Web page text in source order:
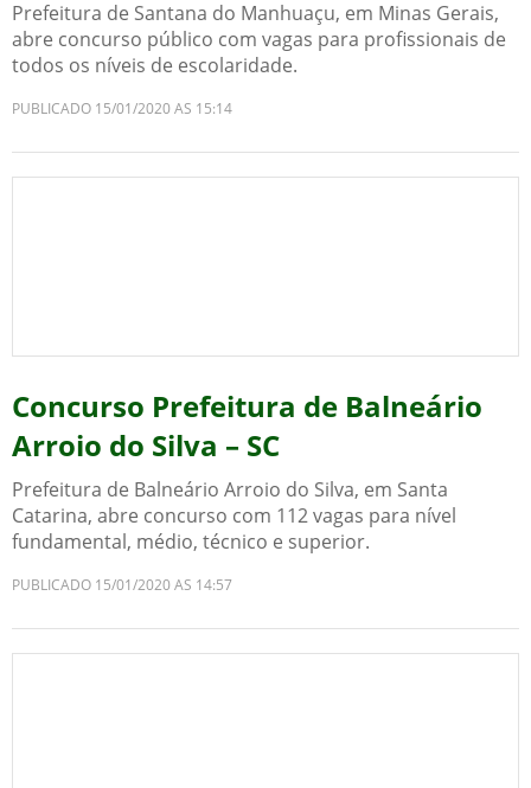
Prefeitura de Santana do Manhuaçu, em Minas Gerais,
abre concurso público com vagas para profissionais de
todos os níveis de escolaridade.
PUBLICADO 15/01/2020 AS 15:14
Concurso Prefeitura de Balneário
Arroio do Silva – SC
Prefeitura de Balneário Arroio do Silva, em Santa
Catarina, abre concurso com 112 vagas para nível
fundamental, médio, técnico e superior.
PUBLICADO 15/01/2020 AS 14:57